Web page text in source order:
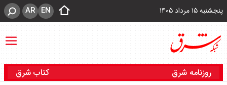
پنجشنبه ۱۵ مرداد ۱۴۰۵ EN
AR
روزنامه شرق کتاب شرق